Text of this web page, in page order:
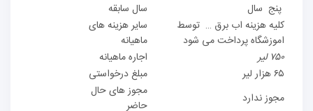
پنج سال
سال سابقه
کلیه هزینه اب برق … توسط
اموزشگاه پرداخت می شود
سایر هزینه های
ماهیانه
۷۵۰ لیر
اجاره ماهیانه
۶۵ هزار لیر
مبلغ درخواستی
مجوز ندارد
مجوز های حال
حاضر